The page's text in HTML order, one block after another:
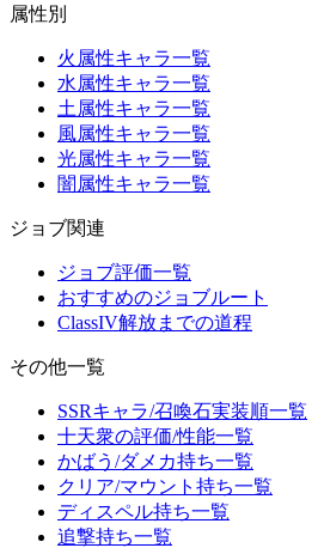
属性別
火属性キャラ一覧
水属性キャラ一覧
土属性キャラ一覧
風属性キャラ一覧
光属性キャラ一覧
闇属性キャラ一覧
ジョブ関連
ジョブ評価一覧
おすすめのジョブルート
ClassIV解放までの道程
その他一覧
SSRキャラ/召喚石実装順一覧
十天衆の評価/性能一覧
かばう/ダメカ持ち一覧
クリア/マウント持ち一覧
ディスペル持ち一覧
追撃持ち一覧